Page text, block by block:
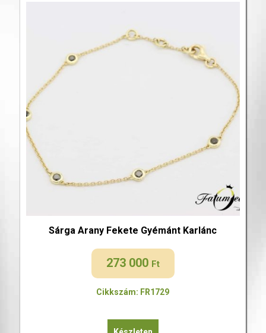
Sárga Arany Fekete Gyémánt Karlánc
273 000 Ft
Cikkszám: FR1729